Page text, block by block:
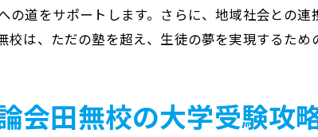
受験のプロが教える勉強法
実績に裏打ちされた指導内容
現論会田無校が塾に求める大学受験成功の要素
生徒の成績を上げるための工夫
の道をサポートします。さらに、地域社会との
は、ただの塾を超え、生徒の夢を実現するため
会田無校の大学受験攻